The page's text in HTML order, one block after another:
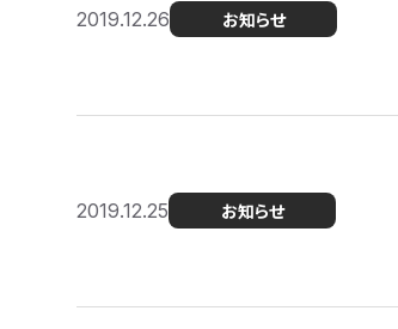
2019.12.26 お知らせ
2019.12.25 お知らせ